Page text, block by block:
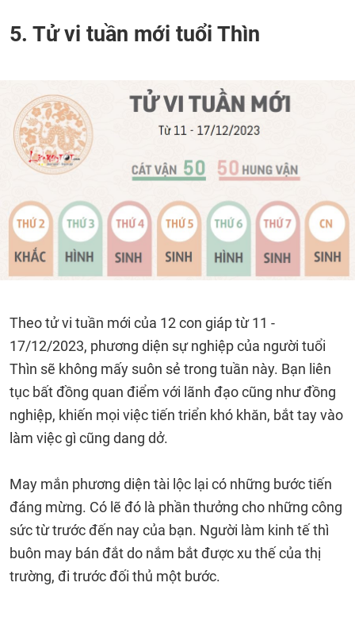
5. Tử vi tuần mới tuổi Thìn
Theo tử vi tuần mới của 12 con giáp từ 11 -
17/12/2023, phương diện sự nghiệp của người tuổi
Thìn sẽ không mấy suôn sẻ trong tuần này. Bạn liên
tục bất đồng quan điểm với lãnh đạo cũng như đồng
nghiệp, khiến mọi việc tiến triển khó khăn, bắt tay vào
làm việc gì cũng dang dở.
May mắn phương diện tài lộc lại có những bước tiến
đáng mừng. Có lẽ đó là phần thưởng cho những công
sức từ trước đến nay của bạn. Người làm kinh tế thì
buôn may bán đắt do nắm bắt được xu thế của thị
trường, đi trước đối thủ một bước.